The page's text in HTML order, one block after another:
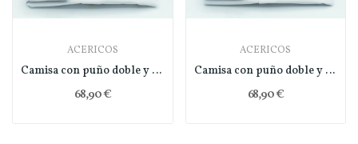
ACERICOS
Camisa con puño doble y regular fit
68,90 €
ACERICOS
Camisa con puño doble y slim fit
68,90 €